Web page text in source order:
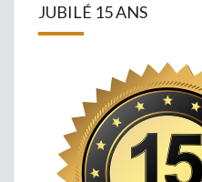
JUBILÉ 15 ANS